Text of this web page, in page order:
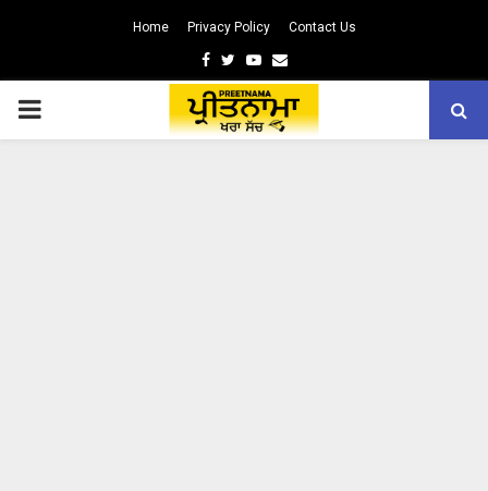
Home Privacy Policy Contact Us
Facebook
TwitterYoutube
Email
PRIMARY